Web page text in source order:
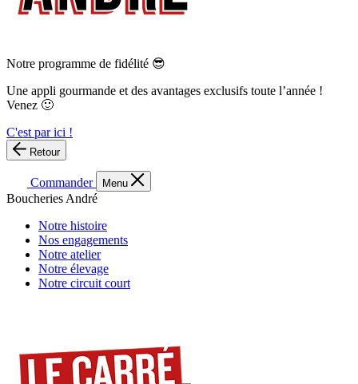
Notre programme de fidélité 😎
Une appli gourmande et des avantages exclusifs toute l’année !
Venez 🙂
C'est par ici !
Retour
Commander Menu
Boucheries André
Notre histoire
Nos engagements
Notre atelier
Notre élevage
Notre circuit court